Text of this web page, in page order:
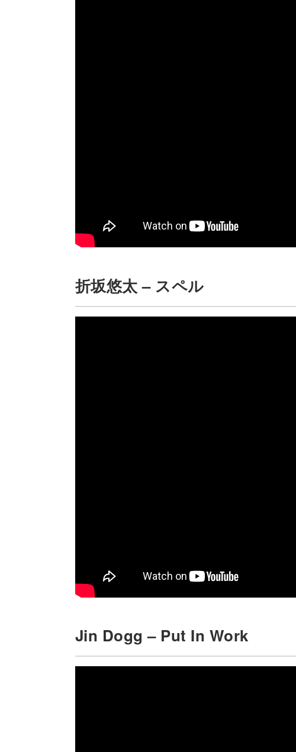
折坂悠太 – スペル
Jin Dogg – Put In Work